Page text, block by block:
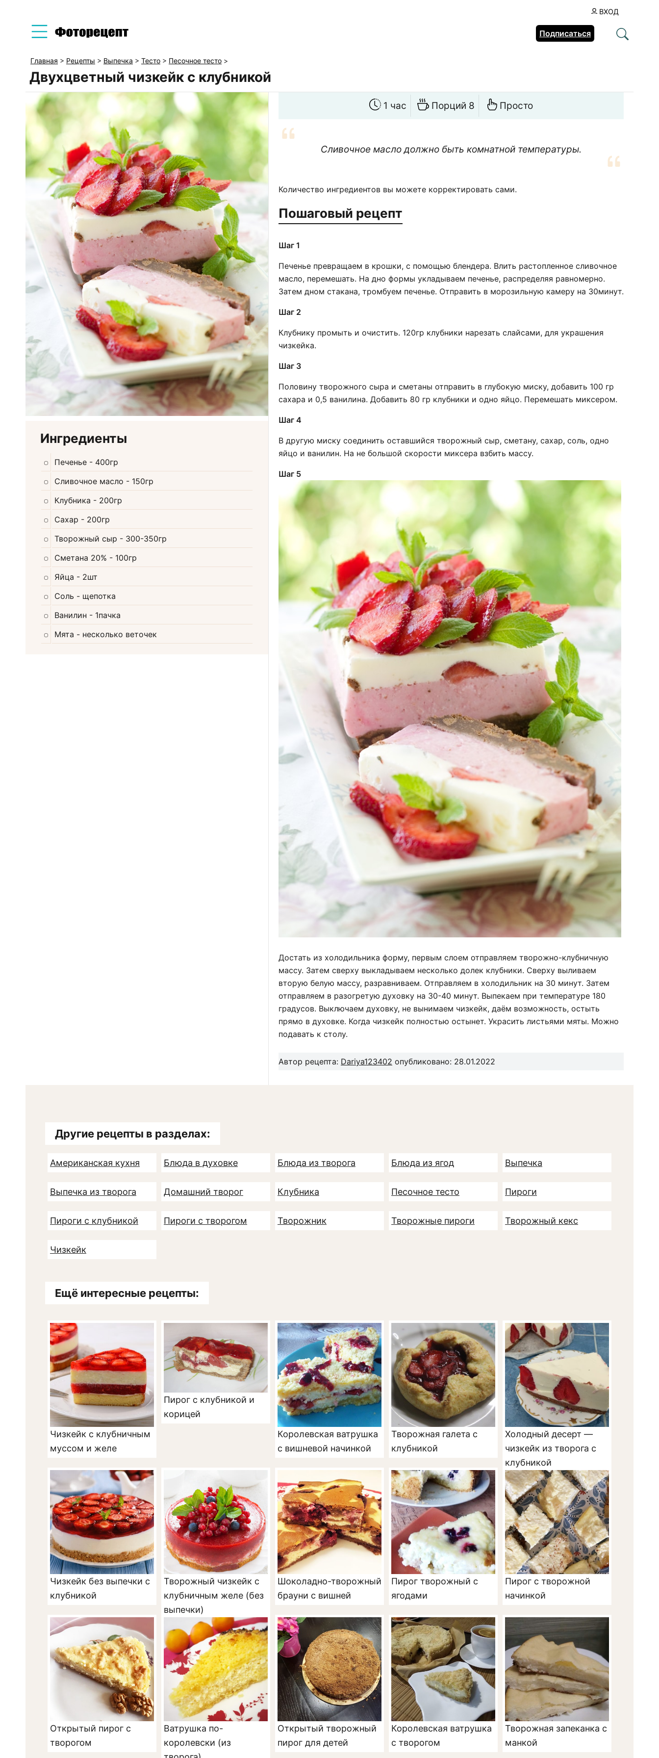
ВХОД
Подписаться
Главная > Рецепты > Выпечка > Тесто > Песочное тесто >
Двухцветный чизкейк с клубникой
Ингредиенты
Печенье - 400гр
Сливочное масло - 150гр
Клубника - 200гр
Сахар - 200гр
Творожный сыр - 300-350гр
Сметана 20% - 100гр
Яйца - 2шт
Соль - щепотка
Ванилин - 1пачка
Мята - несколько веточек
1 час Порций 8 Просто
Сливочное масло должно быть комнатной температуры.
Количество ингредиентов вы можете корректировать сами.
Пошаговый рецепт
Шаг 1
Печенье превращаем в крошки, с помощью блендера. Влить растопленное сливочное
масло, перемешать. На дно формы укладываем печенье, распределяя равномерно.
Затем дном стакана, тромбуем печенье. Отправить в морозильную камеру на 30минут.
Шаг 2
Клубнику промыть и очистить. 120гр клубники нарезать слайсами, для украшения
чизкейка.
Шаг 3
Половину творожного сыра и сметаны отправить в глубокую миску, добавить 100 гр
сахара и 0,5 ванилина. Добавить 80 гр клубники и одно яйцо. Перемешать миксером.
Шаг 4
В другую миску соединить оставшийся творожный сыр, сметану, сахар, соль, одно
яйцо и ванилин. На не большой скорости миксера взбить массу.
Шаг 5
Достать из холодильника форму, первым слоем отправляем творожно-клубничную
массу. Затем сверху выкладываем несколько долек клубники. Сверху выливаем
вторую белую массу, разравниваем. Отправляем в холодильник на 30 минут. Затем
отправляем в разогретую духовку на 30-40 минут. Выпекаем при температуре 180
градусов. Выключаем духовку, не вынимаем чизкейк, даём возможность, остыть
прямо в духовке. Когда чизкейк полностью остынет. Украсить листьями мяты. Можно
подавать к столу.
Автор рецепта: Dariya123402 опубликовано: 28.01.2022
Другие рецепты в разделах:
Американская кухня Блюда в духовке Блюда из творога Блюда из ягод Выпечка
Выпечка из творога Домашний творог Клубника Песочное тесто Пироги
Пироги с клубникой Пироги с творогом Творожник Творожные пироги Творожный кекс
Чизкейк
Ещё интересные рецепты:
Чизкейк с клубничным
муссом и желе
Пирог с клубникой и
корицей
Королевская ватрушка
с вишневой начинкой
Творожная галета с
клубникой
Холодный десерт —
чизкейк из творога с
клубникой
Чизкейк без выпечки с
клубникой
Творожный чизкейк с
клубничным желе (без
выпечки)
Шоколадно-творожный
брауни с вишней
Пирог творожный с
ягодами
Пирог с творожной
начинкой
Открытый пирог с
творогом
Ватрушка по-
королевски (из
Открытый творожный
пирог для детей
Королевская ватрушка
с творогом
Творожная запеканка с
манкой